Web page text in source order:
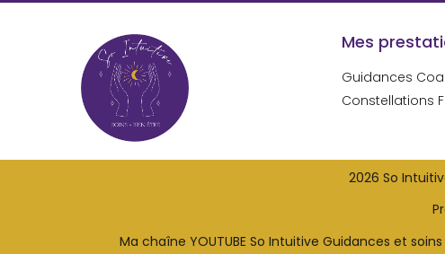
Mes
Guidances
Constellations
2026 So
Ma chaîne YOUTUBE So Intuitive Guidances et